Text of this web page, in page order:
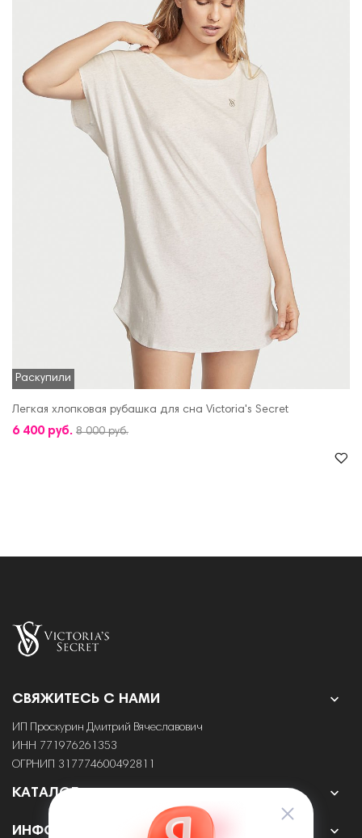
Раскупили
Легкая хлопковая рубашка для сна Victoria's Secret
6 400 руб. 8 000 руб.
СВЯЖИТЕСЬ С НАМИ 
ИП Проскурин Дмитрий Вячеславович
ИНН 771976261353
ОГРНИП 317774600492811
КАТАЛОГ 
ИНФОРМАЦИЯ 